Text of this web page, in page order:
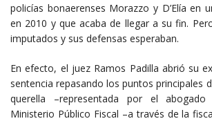
policías bonaerenses Morazzo y D’Elía en
en 2010 y que acaba de llegar a su fin.
imputados y sus defensas esperaban.
En efecto, el juez Ramos Padilla abrió su
sentencia repasando los puntos principales
querella –representada por el
Ministerio Público Fiscal –a través de la